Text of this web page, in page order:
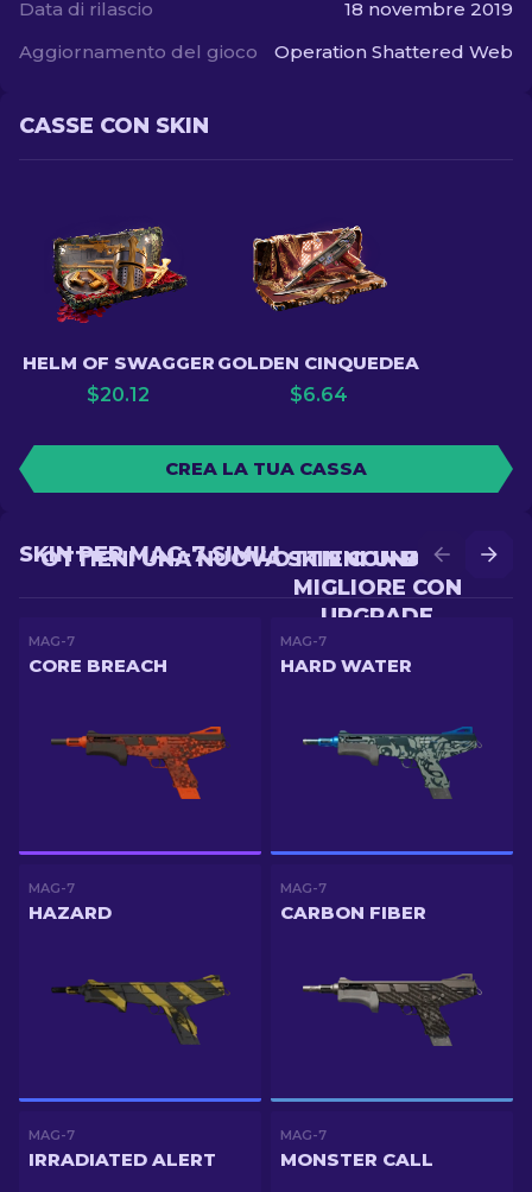
Data di rilascio
18 novembre 2019
Aggiornamento del gioco
Operation Shattered Web
CASSE CON SKIN
HELM OF SWAGGER
$20.12
GOLDEN CINQUEDEA
$6.64
CREA LA TUA CASSA
OTTIENI UNA SKIN
MIGLIORE CON
UPGRADE
OTTIENI UNA NUOVA SKIN CON BATTLE
SKIN PER MAG-7 SIMILI
MAG-7
CORE BREACH
MAG-7
HARD WATER
MAG-7
HAZARD
MAG-7
CARBON FIBER
MAG-7
IRRADIATED ALERT
MAG-7
MONSTER CALL